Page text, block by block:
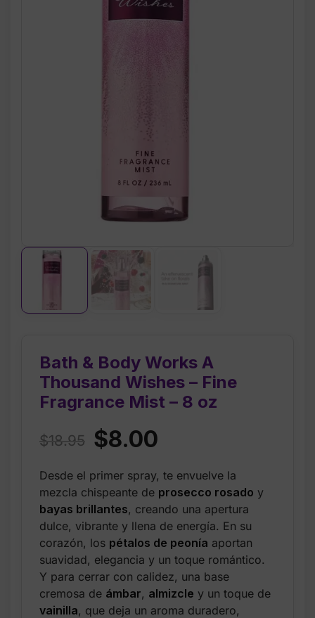
Bath & Body Works A
Thousand Wishes – Fine
Fragrance Mist – 8 oz
$18.95 Original
was:
$18.95.
$8.00
is:
$8.00.
Desde el primer spray, te envuelve la
mezcla chispeante de prosecco rosado y
bayas brillantes, creando una apertura
dulce, vibrante y llena de energía. En su
corazón, los pétalos de peonía aportan
suavidad, elegancia y un toque romántico.
Y para cerrar con calidez, una base
cremosa de ámbar, almizcle y un toque de
vainilla, que deja un aroma duradero,